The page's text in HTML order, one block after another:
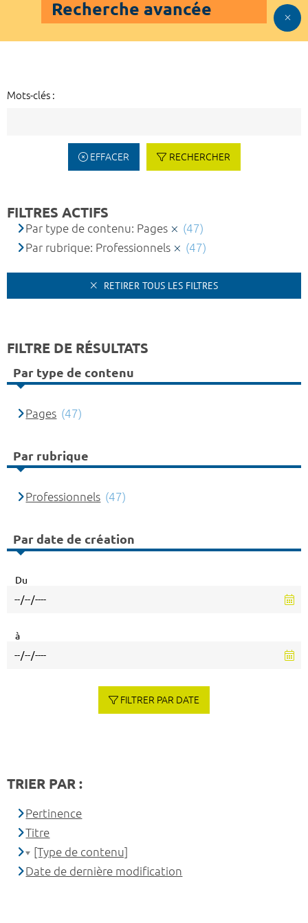
Recherche avancée
Mots-clés :
EFFACER RECHERCHER
FILTRES ACTIFS
Par type de contenu: Pages
(47)
Par rubrique: Professionnels
(47)
RETIRER TOUS LES FILTRES
FILTRE DE RÉSULTATS
Par type de contenu
Pages (47)
Par rubrique
Professionnels (47)
Par date de création
Du
à
FILTRER PAR DATE
TRIER PAR :
Pertinence
Titre
[Type de contenu]
Date de dernière modification